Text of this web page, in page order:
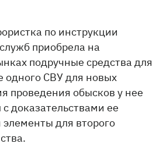
по инструкции
приобрела на
подручные средства для
одного СВУ для новых
проведения обысков у нее
доказательствами ее
элементы для второго